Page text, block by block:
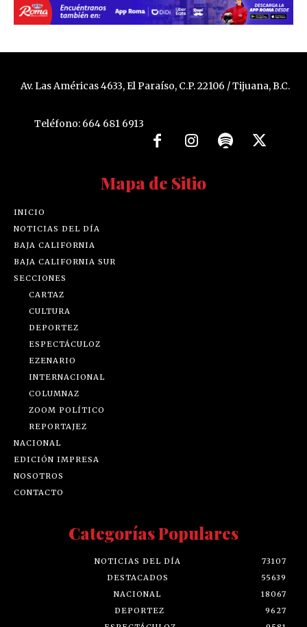
Av. Las Américas 4633, El Paraíso, C.P. 22106 / Tijuana, B.C.
Teléfono: 664 681 6913
Mapa de Sitio
INICIO
NOTICIAS DEL DÍA
BAJA CALIFORNIA
BAJA CALIFORNIA SUR
SECCIONES
CARTAZ
CULTURA
DEPORTEZ
ESPECTÁCULOZ
EZENARIO
INTERNACIONAL
COLUMNAZ
ZOOM POLÍTICO
REPORTAJEZ
NACIONAL
EDICIÓN IMPRESA
NOSOTROS
CONTACTO
Categorías Populares
NOTICIAS DEL DÍA
73107
DESTACADOS
55639
NACIONAL
18067
DEPORTEZ
9627